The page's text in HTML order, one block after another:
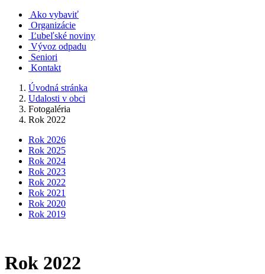
Ako vybaviť
Organizácie
Ľubeľské noviny
Vývoz odpadu
Seniori
Kontakt
Úvodná stránka
Udalosti v obci
Fotogaléria
Rok 2022
Rok 2026
Rok 2025
Rok 2024
Rok 2023
Rok 2022
Rok 2021
Rok 2020
Rok 2019
Rok 2022